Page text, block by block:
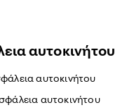
αυτοκινήτου
αυτοκινήτου
αυτοκινήτου